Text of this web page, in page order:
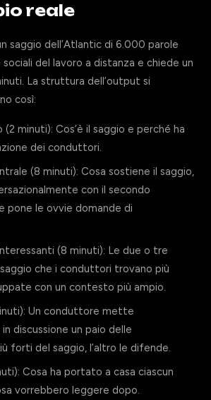
reale
saggio dell’Atlantic di 6.000 parole
del lavoro a distanza e chiede un
La struttura dell’output si
così:
minuti): Cos’è il saggio e perché ha
dei conduttori.
(8 minuti): Cosa sostiene il saggio,
con il secondo
pone le ovvie domande di
(8 minuti): Le due o tre
che i conduttori trovano più
con un contesto più ampio.
Un conduttore mette
discussione un paio delle
forti del saggio, l’altro le difende.
Cosa ha portato a casa ciascun
vorrebbero leggere dopo.